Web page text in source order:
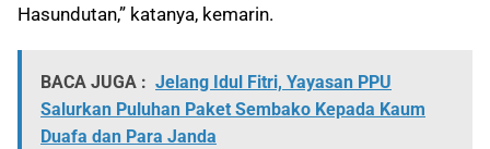
Hasundutan,” katanya, kemarin.
BACA JUGA : Jelang Idul Fitri, Yayasan PPU
Salurkan Puluhan Paket Sembako Kepada Kaum
Duafa dan Para Janda